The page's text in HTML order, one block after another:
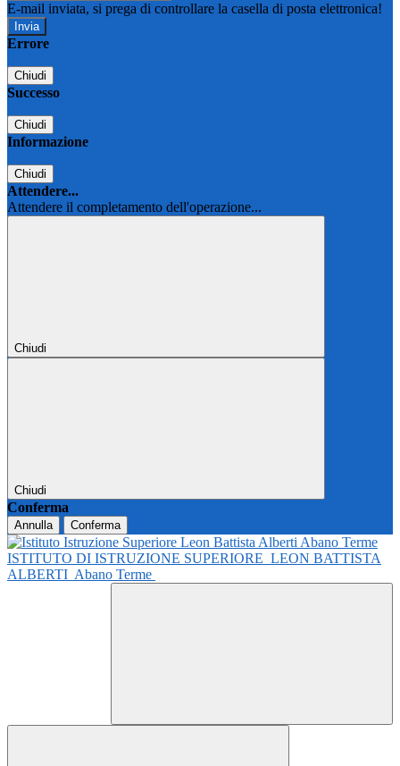
E-mail inviata, si prega di controllare la casella di posta elettronica!
Errore
Chiudi
Successo
Chiudi
Informazione
Chiudi
Attendere...
Attendere il completamento dell'operazione...
Chiudi
Chiudi
Conferma
Annulla Conferma
ISTITUTO DI ISTRUZIONE SUPERIORE LEON BATTISTA
ALBERTI Abano Terme